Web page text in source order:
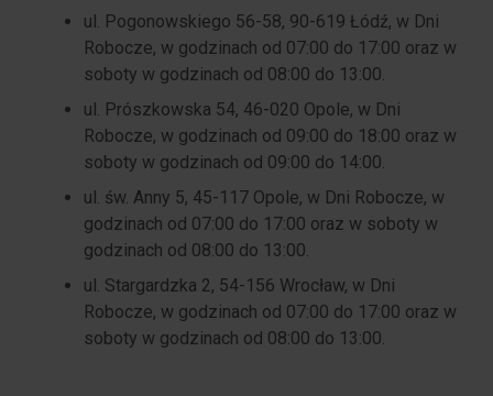
ul. Pogonowskiego 56-58, 90-619 Łódź, w Dni
Robocze, w godzinach od 07:00 do 17:00 oraz w
soboty w godzinach od 08:00 do 13:00.
ul. Prószkowska 54, 46-020 Opole, w Dni
Robocze, w godzinach od 09:00 do 18:00 oraz w
soboty w godzinach od 09:00 do 14:00.
ul. św. Anny 5, 45-117 Opole, w Dni Robocze, w
godzinach od 07:00 do 17:00 oraz w soboty w
godzinach od 08:00 do 13:00.
ul. Stargardzka 2, 54-156 Wrocław, w Dni
Robocze, w godzinach od 07:00 do 17:00 oraz w
soboty w godzinach od 08:00 do 13:00.